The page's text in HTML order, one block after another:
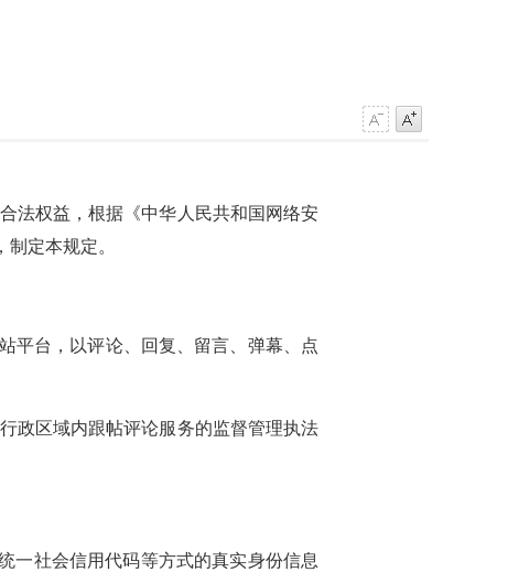
法权益，根据《中华人民共和国网络安
定本规定。
平台，以评论、回复、留言、弹幕、点
政区域内跟帖评论服务的监督管理执法
一社会信用代码等方式的真实身份信息